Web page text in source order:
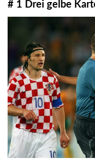
# 1 Drei gelbe